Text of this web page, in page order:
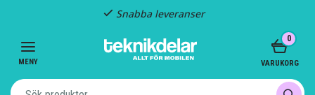
Snabba leveranser
MENY
0
VARUKORG